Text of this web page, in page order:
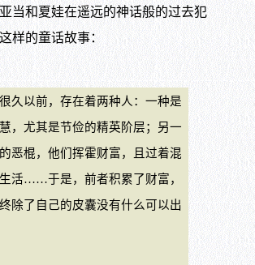
当和夏娃在遥远的神话般的过去犯
样的童话故事：
以前，存在着两种人：一种是
，尤其是节俭的精英阶层；另一
恶棍，他们挥霍财富，且过着混
活……于是，前者积累了财富，
除了自己的皮囊没有什么可以出